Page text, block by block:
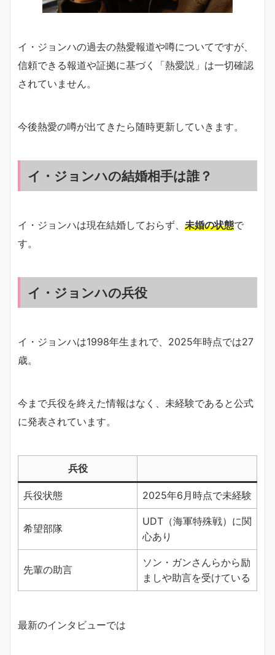
イ・ジョンハの過去の熱愛報道や噂についてですが、
信頼できる報道や証拠に基づく「熱愛説」は一切確認
されていません。
今後熱愛の噂が出てきたら随時更新していきます。
イ・ジョンハの結婚相手は誰？
イ・ジョンハは現在結婚しておらず、 未婚の状態で
す。
イ・ジョンハの兵役
イ・ジョンハは1998年生まれで、2025年時点では27
歳。
今まで兵役を終えた情報はなく、未経験であると公式
に発表されています。
兵役
兵役状態 2025年6月時点で未経験
希望部隊
UDT（海軍特殊戦）に関
心あり
先輩の助言
ソン・ガンさんらから励
ましや助言を受けている
最新のインタビューでは